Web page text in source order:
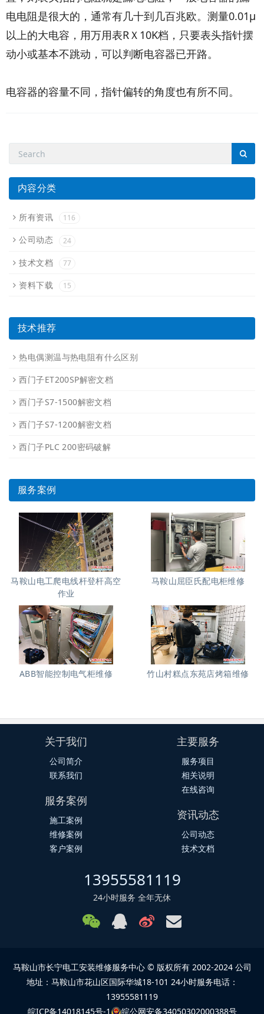
电电阻是很大的，通常有几十到几百兆欧。测量0.01μ
以上的大电容，用万用表RＸ10K档，只要表头指针摆
动小或基本不跳动，可以判断电容器已开路。
电容器的容量不同，指针偏转的角度也有所不同。
内容分类
所有资讯 116
公司动态 24
技术文档 77
资料下载 15
技术推荐
热电偶测温与热电阻有什么区别
西门子ET200SP解密文档
西门子S7-1500解密文档
西门子S7-1200解密文档
西门子PLC 200密码破解
服务案例
马鞍山电工爬电线杆登杆高空
作业
马鞍山屈臣氏配电柜维修
ABB智能控制电气柜维修 竹山村糕点东苑店烤箱维修
关于我们
公司简介
联系我们
主要服务
服务项目
相关说明
在线咨询
服务案例
施工案例
维修案例
客户案例
资讯动态
公司动态
技术文档
13955581119
24小时服务 全年无休
马鞍山市长宁电工安装维修服务中心 © 版权所有 2002-2024 公司
地址：马鞍山市花山区国际华城18-101 24小时服务电话：
13955581119
皖ICP备14018145号-1
皖公网安备34050302000388号